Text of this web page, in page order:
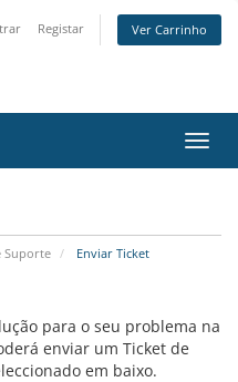
Registar Ver Carrinho
Suporte Enviar Ticket
para o seu problema na
enviar um Ticket de
em baixo.